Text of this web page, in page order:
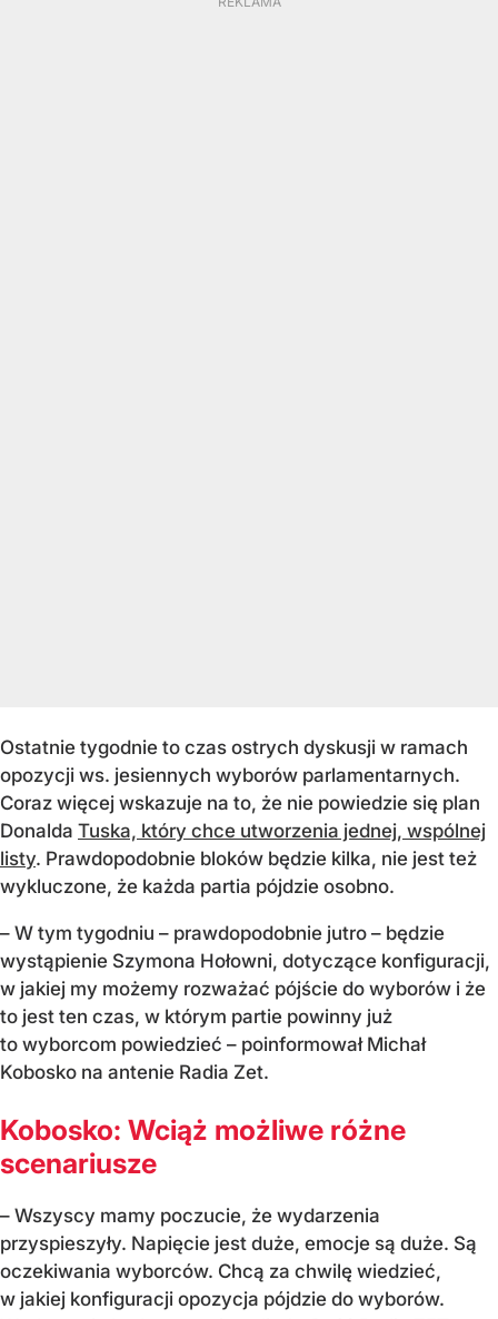
Ostatnie tygodnie to czas ostrych dyskusji w ramach
opozycji ws. jesiennych wyborów parlamentarnych.
Coraz więcej wskazuje na to, że nie powiedzie się plan
Donalda Tuska, który chce utworzenia jednej, wspólnej
listy. Prawdopodobnie bloków będzie kilka, nie jest też
wykluczone, że każda partia pójdzie osobno.
– W tym tygodniu – prawdopodobnie jutro – będzie
wystąpienie Szymona Hołowni, dotyczące konfiguracji,
w jakiej my możemy rozważać pójście do wyborów i że
to jest ten czas, w którym partie powinny już
to wyborcom powiedzieć – poinformował Michał
Kobosko na antenie Radia Zet.
Kobosko: Wciąż możliwe różne
scenariusze
– Wszyscy mamy poczucie, że wydarzenia
przyspieszyły. Napięcie jest duże, emocje są duże. Są
oczekiwania wyborców. Chcą za chwilę wiedzieć,
w jakiej konfiguracji opozycja pójdzie do wyborów.